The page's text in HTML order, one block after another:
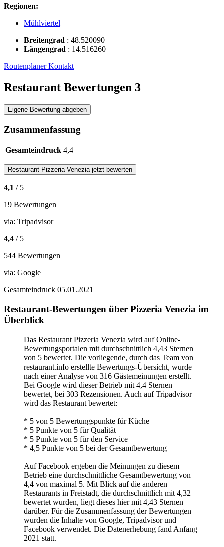
Regionen:
Mühlviertel
Breitengrad : 48.520090
Längengrad : 14.516260
RoutenplanerKontakt
Restaurant Bewertungen 3
Eigene Bewertung abgeben
Zusammenfassung
Gesamteindruck 4,4
Restaurant Pizzeria Veneziajetzt bewerten
4,1 / 5
19 Bewertungen
via: Tripadvisor
4,4 / 5
544 Bewertungen
via: Google
Gesamteindruck 05.01.2021
Restaurant-Bewertungen über Pizzeria Venezia im
Überblick
Das Restaurant Pizzeria Venezia wird auf Online-
Bewertungsportalen mit durchschnittlich 4,43 Sternen
von 5 bewertet. Die vorliegende, durch das Team von
restaurant.info erstellte Bewertungs-Übersicht, wurde
nach einer Analyse von 316 Gästemeinungen erstellt.
Bei Google wird dieser Betrieb mit 4,4 Sternen
bewertet, bei 303 Rezensionen. Auch auf Tripadvisor
wird das Restaurant bewertet:
* 5 von 5 Bewertungspunkte für Küche
* 5 Punkte von 5 für Qualität
* 5 Punkte von 5 für den Service
* 4,5 Punkte von 5 bei der Gesamtbewertung
Auf Facebook ergeben die Meinungen zu diesem
Betrieb eine durchschnittliche Gesamtbewertung von
4,4 von maximal 5. Mit Blick auf die anderen
Restaurants in Freistadt, die durchschnittlich mit 4,32
bewertet wurden, liegt dieses hier mit 4,43 Sternen
darüber. Für die Zusammenfassung der Bewertungen
wurden die Inhalte von Google, Tripadvisor und
Facebook verwendet. Die Datenerhebung fand Anfang
2021 statt.